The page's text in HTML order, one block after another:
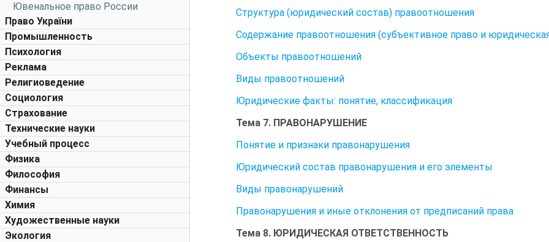
Ювенальное право России
Право України
Промышленность
Психология
Реклама
Религиоведение
Социология
Страхование
Технические науки
Учебный процесс
Физика
Философия
Финансы
Химия
Художественные науки
Экология
Структура (юридический состав) правоотношения
Содержание правоотношения (субъективное право и
Объекты правоотношений
Виды правоотношений
Юридические факты: понятие, классификация
Тема 7. ПРАВОНАРУШЕНИЕ
Понятие и признаки правонарушения
Юридический состав правонарушения и его элементы
Виды правонарушений
Правонарушения и иные отклонения от предписаний права
Тема 8. ЮРИДИЧЕСКАЯ ОТВЕТСТВЕННОСТЬ